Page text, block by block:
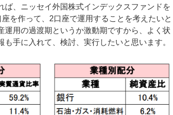
ば、ニッセイ外国株式インデックスファンドを
を作って、2口座で運用することを考えたいと
運用の過渡期というか激動期ですから、よく状
も手に入れて、検討、実行したいと思います。